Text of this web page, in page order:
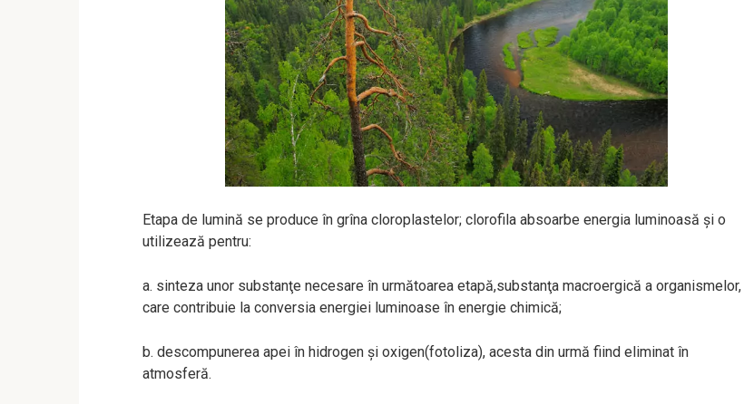
Etapa de lumină se produce în grîna cloroplastelor; clorofila absoarbe energia luminoasă și o
utilizează pentru:
a. sinteza unor substanţe necesare în următoarea etapă,substanţa macroergică a organismelor,
care contribuie la conversia energiei luminoase în energie chimică;
b. descompunerea apei în hidrogen și oxigen(fotoliza), acesta din urmă fiind eliminat în
atmosferă.